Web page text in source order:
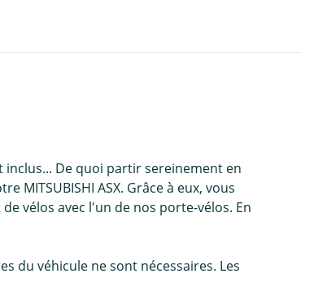
De quoi partir sereinement en
ASX. Grâce à eux, vous
vélos avec l'un de nos porte-vélos. En
du véhicule ne sont nécessaires. Les